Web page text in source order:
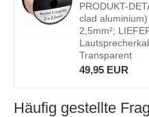
PRODUKT-
clad
2,5mm²;
Transparent
49,95 EUR
Häufig gestellte